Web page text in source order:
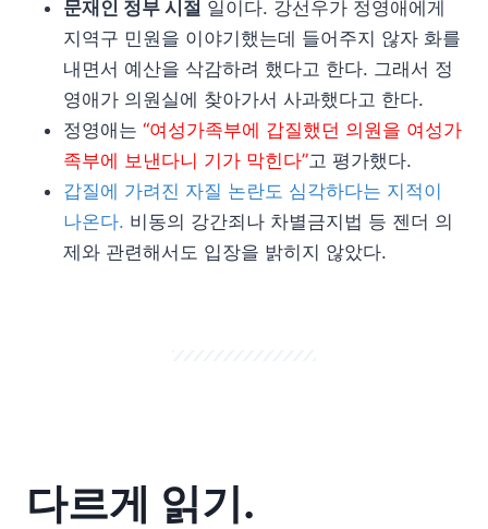
문재인 정부 시절 일이다. 강선우가 정영애에게
지역구 민원을 이야기했는데 들어주지 않자 화를
내면서 예산을 삭감하려 했다고 한다. 그래서 정
영애가 의원실에 찾아가서 사과했다고 한다.
정영애는 “여성가족부에 갑질했던 의원을 여성가
족부에 보낸다니 기가 막힌다”고 평가했다.
갑질에 가려진 자질 논란도 심각하다는 지적이
나온다. 비동의 강간죄나 차별금지법 등 젠더 의
제와 관련해서도 입장을 밝히지 않았다.
다르게 읽기.